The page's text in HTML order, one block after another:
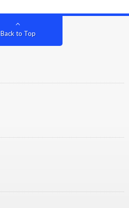
Back to Top